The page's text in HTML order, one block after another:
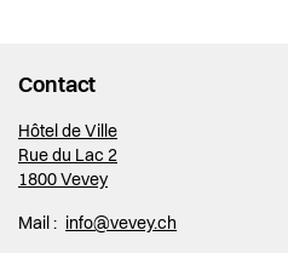
Contact
Hôtel de Ville
Rue du Lac 2
1800 Vevey
Mail : info@vevey.ch